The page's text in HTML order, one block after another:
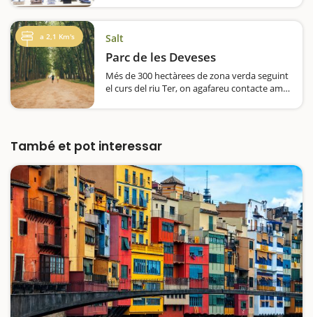
pel·lícules abans que s'inventessin les
càmeres i descobriran el teatre…
a 2,1 Km's Salt
Parc de les Deveses
Més de 300 hectàrees de zona verda seguint
el curs del riu Ter, on agafareu contacte amb
També et pot interessar